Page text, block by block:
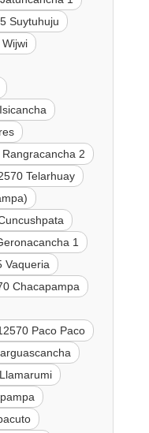
Suytuhuju
2
Telarhuay
1
Vaqueria
Chacapampa
Paco Paco